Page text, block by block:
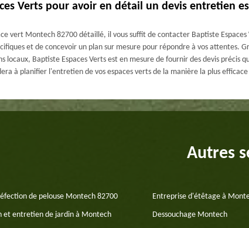
Verts pour avoir en détail un devis entretien
vert Montech 82700 détaillé, il vous suffit de contacter Baptiste Espaces
et de concevoir un plan sur mesure pour répondre à vos attentes.
locaux, Baptiste Espaces Verts est en mesure de fournir des devis précis
à planifier l'entretien de vos espaces verts de la manière la plus
Autres
de pelouse Montech 82700 Entreprise d'étêtage à
et entretien de jardin à Montech Dessouchage Montech